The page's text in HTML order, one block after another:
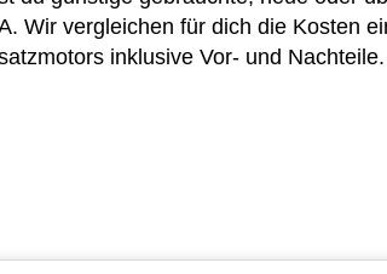
Wir vergleichen für dich die Kosten
inklusive Vor- und Nachteile.